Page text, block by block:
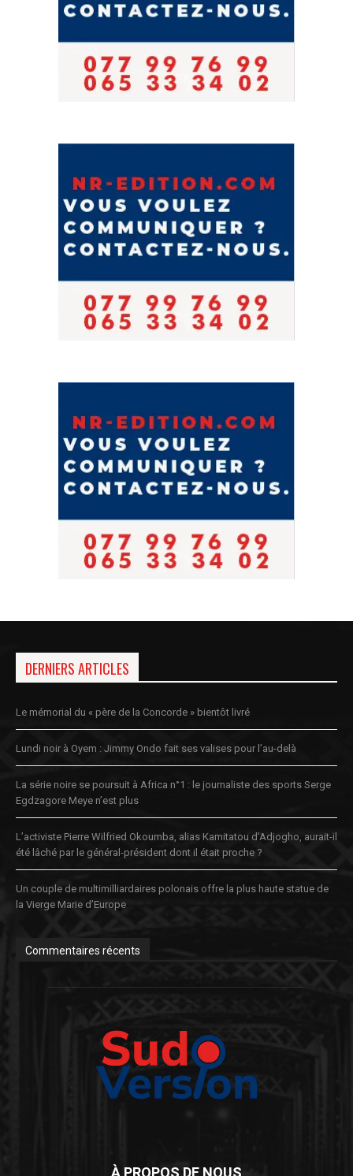
DERNIERS ARTICLES
Le mémorial du « père de la Concorde » bientôt livré
Lundi noir à Oyem : Jimmy Ondo fait ses valises pour l’au-delà
La série noire se poursuit à Africa n°1 : le journaliste des sports Serge
Egdzagore Meye n’est plus
L’activiste Pierre Wilfried Okoumba, alias Kamitatou d’Adjogho, aurait-il
été lâché par le général-président dont il était proche ?
Un couple de multimilliardaires polonais offre la plus haute statue de
la Vierge Marie d’Europe
Commentaires récents
À PROPOS DE NOUS